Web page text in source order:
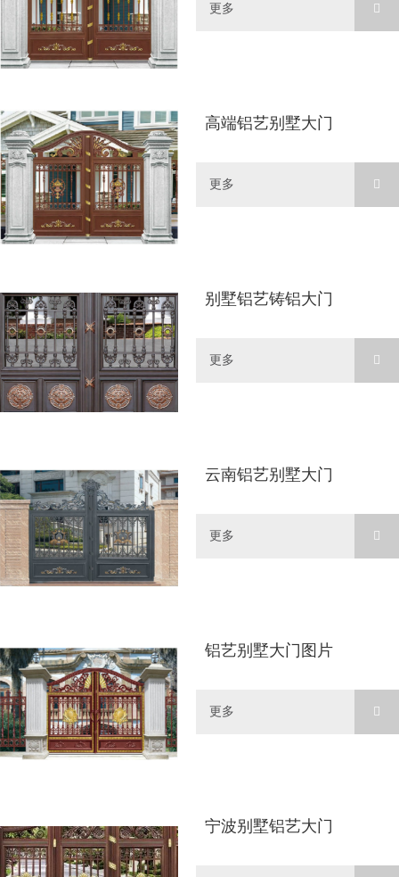
更多
高端铝艺别墅大门
更多
别墅铝艺铸铝大门
更多
云南铝艺别墅大门
更多
铝艺别墅大门图片
更多
宁波别墅铝艺大门